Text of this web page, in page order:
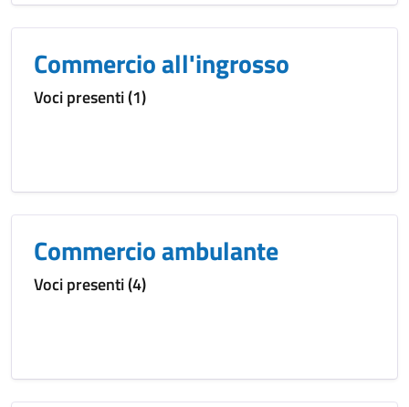
Commercio all'ingrosso
Voci presenti (1)
Commercio ambulante
Voci presenti (4)